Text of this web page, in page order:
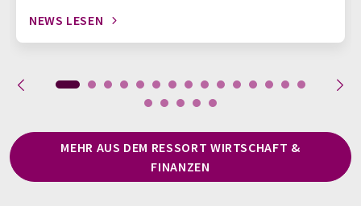
NEWS LESEN
MEHR AUS DEM RESSORT WIRTSCHAFT &
FINANZEN